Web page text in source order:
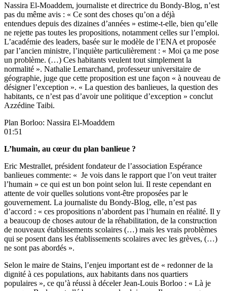
Nassira El-Moaddem, journaliste et directrice du Bondy-Blog, n’est
pas du même avis : « Ce sont des choses qu’on a déjà
entendues depuis des dizaines d’années » estime-t-elle, bien qu’elle
ne rejette pas toutes les propositions, notamment celles sur l’emploi.
L’académie des leaders, basée sur le modèle de l’ENA et proposée
par l’ancien ministre, l’inquiète particulièrement : « Moi ça me pose
un problème. (…) Ces habitants veulent tout simplement la
normalité ». Nathalie Lemarchand, professeur universitaire de
géographie, juge que cette proposition est une façon « à nouveau de
désigner l’exception ». « La question des banlieues, la question des
habitants, ce n’est pas d’avoir une politique d’exception » conclut
Azzédine Taibi.
Plan Borloo: Nassira El-Moaddem
01:51
L’humain, au cœur du plan banlieue ?
Eric Mestrallet, président fondateur de l’association Espérance
banlieues commente: « Je vois dans le rapport que l’on veut traiter
l’humain » ce qui est un bon point selon lui. Il reste cependant en
attente de voir quelles solutions vont-être proposées par le
gouvernement. La journaliste du Bondy-Blog, elle, n’est pas
d’accord : « ces propositions n’abordent pas l’humain en réalité. Il y
a beaucoup de choses autour de la réhabilitation, de la construction
de nouveaux établissements scolaires (…) mais les vrais problèmes
qui se posent dans les établissements scolaires avec les grèves, (…)
ne sont pas abordés ».
Selon le maire de Stains, l’enjeu important est de « redonner de la
dignité à ces populations, aux habitants dans nos quartiers
populaires », ce qu’à réussi à déceler Jean-Louis Borloo : « Là je